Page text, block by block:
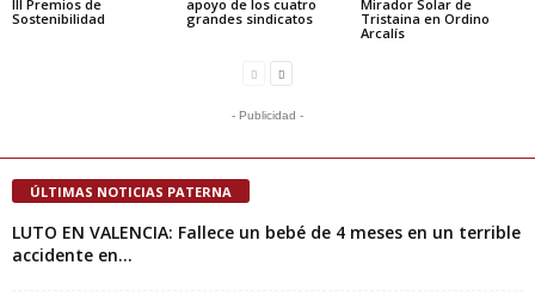
III Premios de
Sostenibilidad
apoyo de los cuatro
grandes sindicatos
Mirador Solar de
Tristaina en Ordino
Arcalís
- Publicidad -
ÚLTIMAS NOTICIAS PATERNA
LUTO EN VALENCIA: Fallece un bebé de 4 meses en un terrible
accidente en...